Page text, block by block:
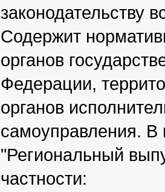
законодательству
Содержит
органов
Федерации,
органов
самоуправления.
"Региональный
частности: